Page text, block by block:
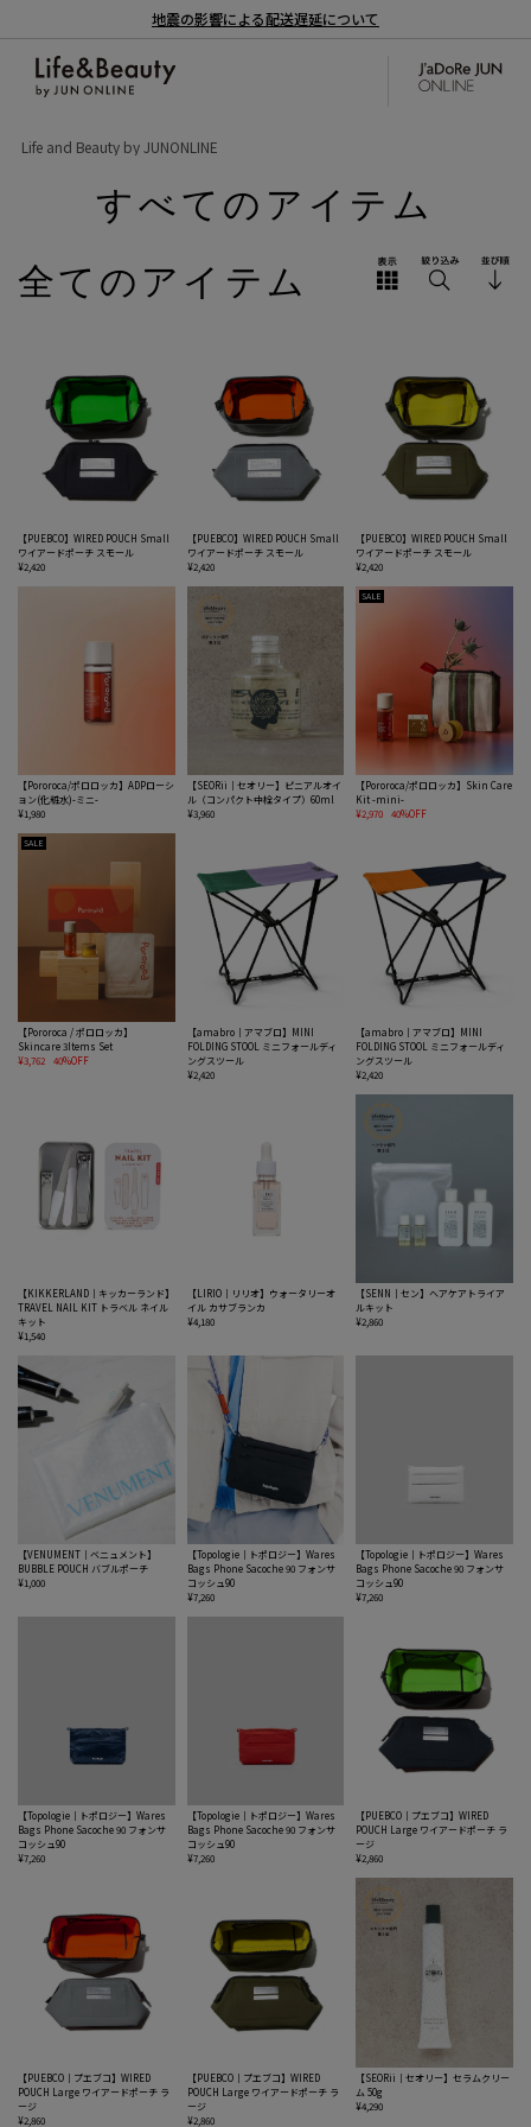
地震の影響による配送遅延について
Life and Beauty by JUNONLINE
すべてのアイテム
全てのアイテム
【PUEBCO】WIRED POUCH Small
ワイアードポーチ スモール
¥2,420
【PUEBCO】WIRED POUCH Small
ワイアードポーチ スモール
¥2,420
【PUEBCO】WIRED POUCH Small
ワイアードポーチ スモール
¥2,420
【Pororoca/ポロロッカ】ADPローシ
ョン(化粧水)-ミニ-
¥1,980
【SEORii｜セオリー】ピニアルオイ
ル（コンパクト中栓タイプ）60ml
¥3,960
SALE
【Pororoca/ポロロッカ】Skin Care
Kit -mini-
¥2,970
40%OFF
SALE
【Pororoca / ポロロッカ】
Skincare 3Items Set
¥3,762
40%OFF
【amabro｜アマブロ】MINI
FOLDING STOOL ミニフォールディ
ングスツール
¥2,420
【amabro｜アマブロ】MINI
FOLDING STOOL ミニフォールディ
ングスツール
¥2,420
【KIKKERLAND｜キッカーランド】
TRAVEL NAIL KIT トラベル ネイル
キット
¥1,540
【LIRIO｜リリオ】ウォータリーオ
イル カサブランカ
¥4,180
【SENN｜セン】ヘアケアトライア
ルキット
¥2,860
【VENUMENT｜ベニュメント】
BUBBLE POUCH バブルポーチ
¥1,000
【Topologie｜トポロジー】Wares
Bags Phone Sacoche 90 フォンサ
コッシュ90
¥7,260
【Topologie｜トポロジー】Wares
Bags Phone Sacoche 90 フォンサ
コッシュ90
¥7,260
【Topologie｜トポロジー】Wares
Bags Phone Sacoche 90 フォンサ
コッシュ90
¥7,260
【Topologie｜トポロジー】Wares
Bags Phone Sacoche 90 フォンサ
コッシュ90
¥7,260
【PUEBCO｜プエブコ】WIRED
POUCH Large ワイアードポーチ ラ
ージ
¥2,860
【PUEBCO｜プエブコ】WIRED
POUCH Large ワイアードポーチ ラ
ージ
¥2,860
【PUEBCO｜プエブコ】WIRED
POUCH Large ワイアードポーチ ラ
ージ
¥2,860
【SEORii｜セオリー】セラムクリー
ム 50g
¥4,290